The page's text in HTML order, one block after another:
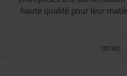
haute qualité pour leur
INTRO